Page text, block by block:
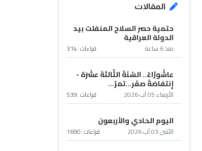
المقالات
حتمية حصر السلاح المنفلت بيد
الدولة العراقية
منذ 6 ساعة قراءات :314
عاشُورْاءُ.. السّنَةُ الثّالثةَ عشَرَة -
إِنتفاضةُ صفَر…تمرّ...
الأربعاء 05 آب 2026 قراءات :539
اليوم الحادي والأربعون
الأثنين 03 آب 2026 قراءات :1690